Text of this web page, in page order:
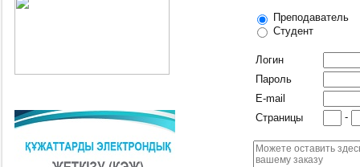
Преподаватель
Студент
Логин
Пароль
E-mail
Страницы
-